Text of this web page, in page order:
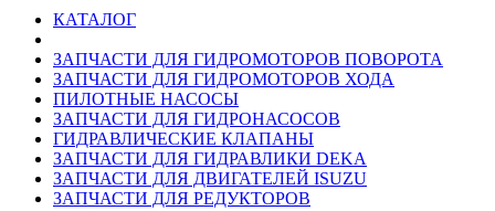
КАТАЛОГ
ЗАПЧАСТИ ДЛЯ ГИДРОМОТОРОВ ПОВОРОТА
ЗАПЧАСТИ ДЛЯ ГИДРОМОТОРОВ ХОДА
ПИЛОТНЫЕ НАСОСЫ
ЗАПЧАСТИ ДЛЯ ГИДРОНАСОСОВ
ГИДРАВЛИЧЕСКИЕ КЛАПАНЫ
ЗАПЧАСТИ ДЛЯ ГИДРАВЛИКИ DEKA
ЗАПЧАСТИ ДЛЯ ДВИГАТЕЛЕЙ ISUZU
ЗАПЧАСТИ ДЛЯ РЕДУКТОРОВ